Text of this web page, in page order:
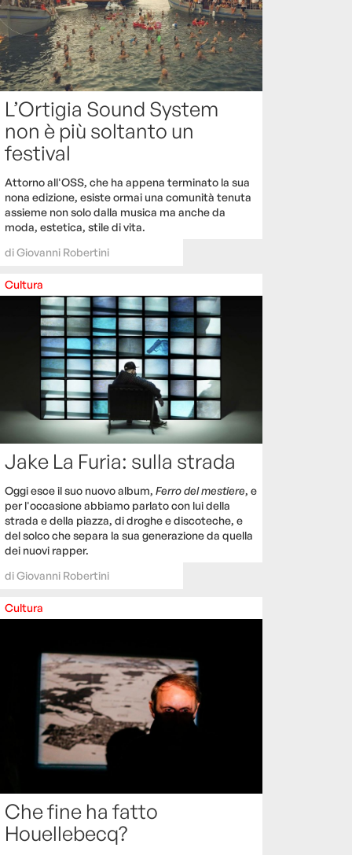
L’Ortigia Sound System
non è più soltanto un
festival
Attorno all'OSS, che ha appena terminato la sua
nona edizione, esiste ormai una comunità tenuta
assieme non solo dalla musica ma anche da
moda, estetica, stile di vita.
diGiovanni Robertini
Cultura
Jake La Furia: sulla strada
Oggi esce il suo nuovo album, Ferro del mestiere, e
per l'occasione abbiamo parlato con lui della
strada e della piazza, di droghe e discoteche, e
del solco che separa la sua generazione da quella
dei nuovi rapper.
diGiovanni Robertini
Cultura
Che fine ha fatto
Houellebecq?